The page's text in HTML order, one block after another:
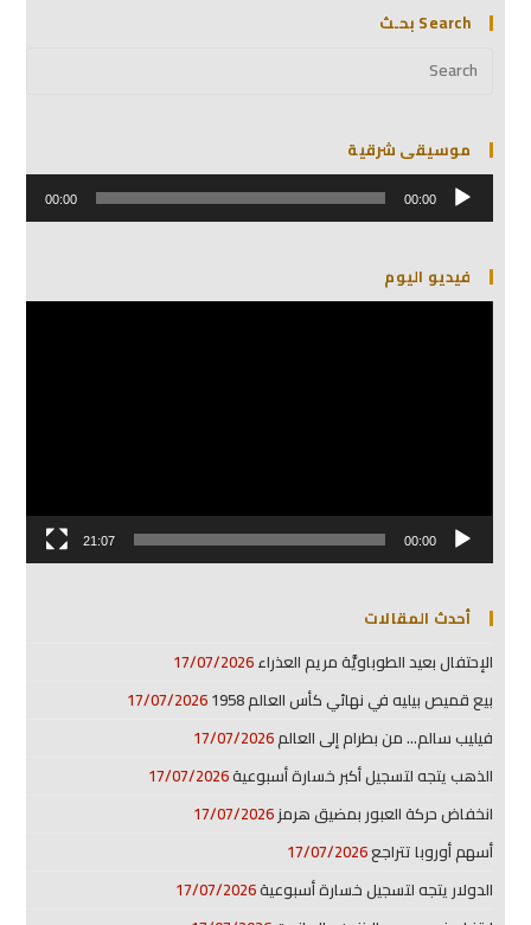
Search بحـث
موسيقى شرقية
مشغل
الصوت 00:00
00:00
فيديو اليوم
مشغل
00:00
21:07
أحدث المقالات
الإحتفال بعيد الطوباويَّة مريم العذراء17/07/2026
بيع قميص بيليه في نهائي كأس العالم 1958
17/07/2026
فيليب سالم… من بطرام إلى العالم17/07/2026
الذهب يتجه لتسجيل أكبر خسارة أسبوعية17/07/2026
انخفاض حركة العبور بمضيق هرمز17/07/2026
أسهم أوروبا تتراجع17/07/2026
الدولار يتجه لتسجيل خسارة أسبوعية17/07/2026